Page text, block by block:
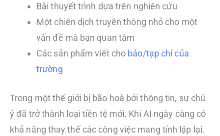
Bài thuyết trình dựa trên nghiên cứu
Một chiến dịch truyền thông nhỏ cho một
vấn đề mà bạn quan tâm
Các sản phẩm viết cho báo/tạp chí của
trường
Trong một thế giới bị bão hoà bởi thông tin, sự chú
ý đã trở thành loại tiền tệ mới. Khi AI ngày càng có
khả năng thay thế các công việc mang tính lặp lại,